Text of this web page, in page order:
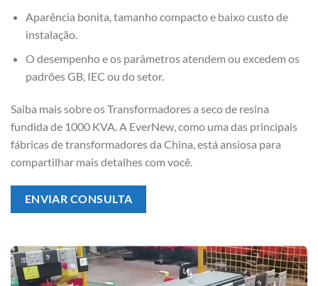
Aparência bonita, tamanho compacto e baixo custo de
instalação.
O desempenho e os parâmetros atendem ou excedem os
padrões GB, IEC ou do setor.
Saiba mais sobre os Transformadores a seco de resina
fundida de 1000 KVA. A EverNew, como uma das principais
fábricas de transformadores da China, está ansiosa para
compartilhar mais detalhes com você.
ENVIAR CONSULTA